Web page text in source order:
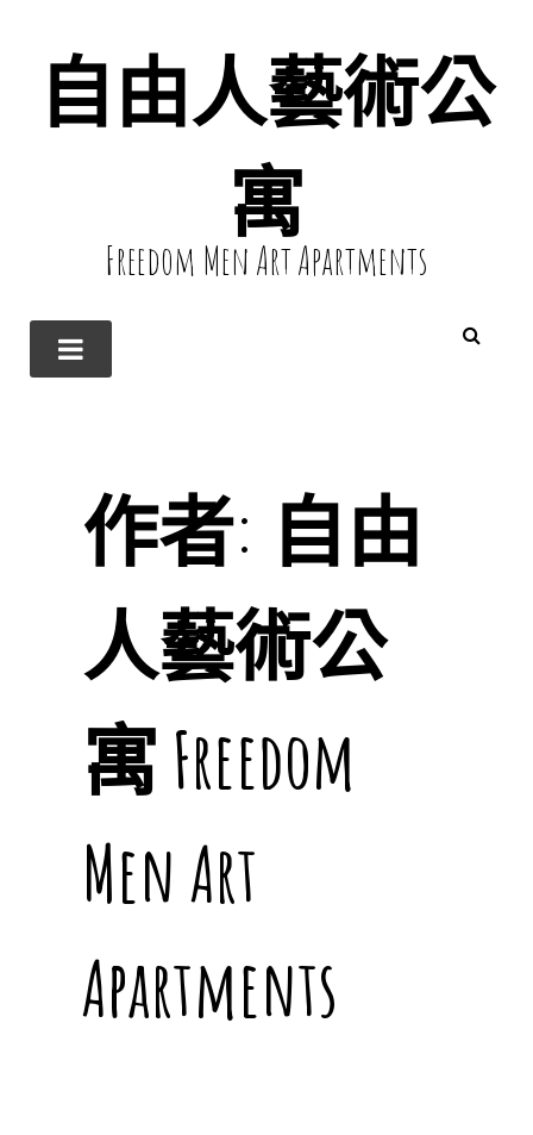
自由人藝術公
寓
Freedom Men Art Apartments
作者: 自由
人藝術公
寓 Freedom
Men Art
Apartments